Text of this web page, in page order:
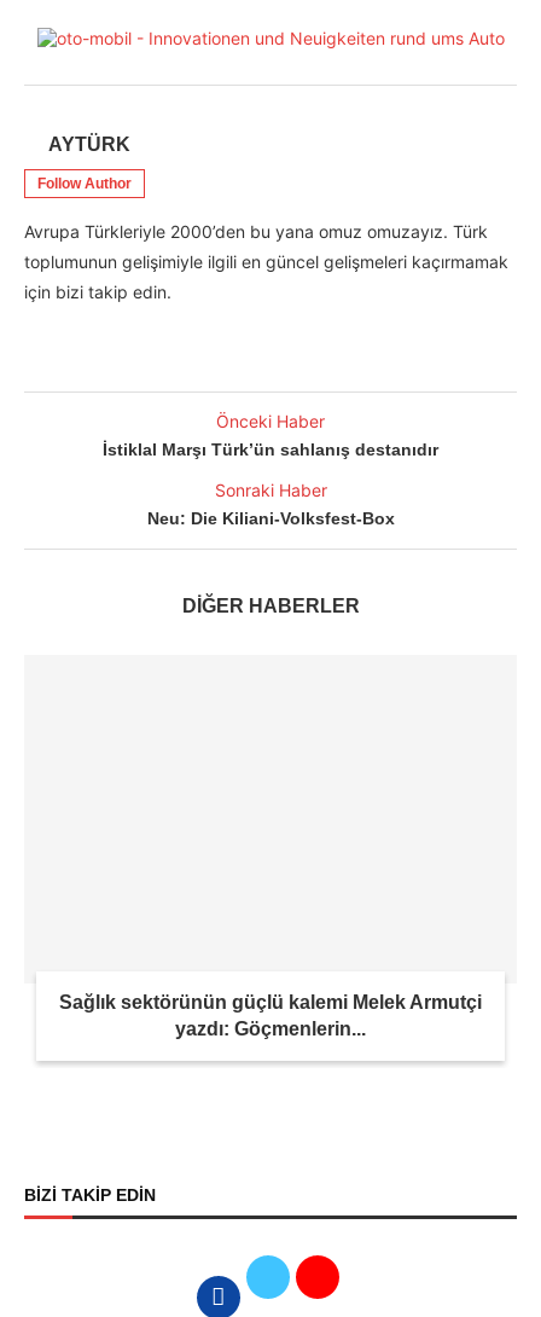
AYTÜRK
Follow Author
Avrupa Türkleriyle 2000’den bu yana omuz omuzayız. Türk
toplumunun gelişimiyle ilgili en güncel gelişmeleri kaçırmamak
için bizi takip edin.
Önceki Haber
İstiklal Marşı Türk’ün sahlanış destanıdır
Sonraki Haber
Neu: Die Kiliani-Volksfest-Box
DİĞER HABERLER
Sağlık sektörünün güçlü kalemi Melek Armutçi
yazdı: Göçmenlerin...
BİZİ TAKİP EDİN